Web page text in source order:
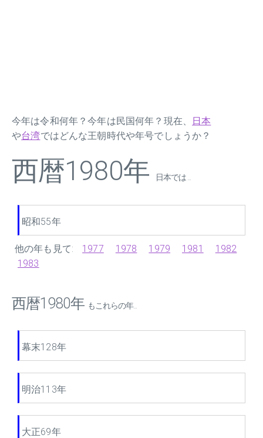
今年は令和何年？今年は民国何年？現在、
日本
や台湾ではどんな王朝時代や年号でしょうか？
西暦1980年 日本では ...
昭和55年
他の年も見て: 1977 1978 1979 1981
1982
1983
西暦1980年 もこれらの年...
幕末128年
明治113年
大正69年